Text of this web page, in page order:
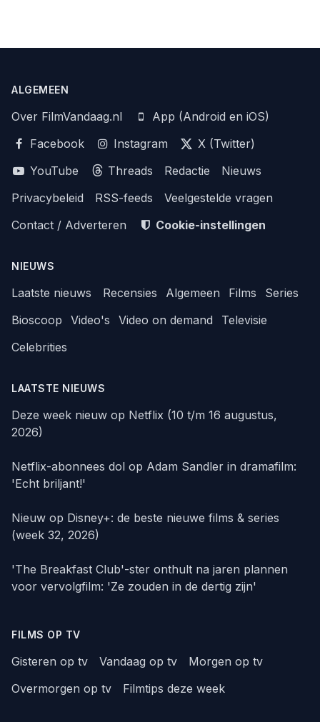
ALGEMEEN
Over FilmVandaag.nl
App (Android en iOS)
Facebook
Instagram
X (Twitter)
YouTube
Threads Redactie
Nieuws
Privacybeleid
RSS-feeds
Veelgestelde vragen
Contact / Adverteren
Cookie-instellingen
NIEUWS
Laatste nieuws Recensies Algemeen Films
Series
Bioscoop
Video's Video on demand
Televisie
Celebrities
LAATSTE NIEUWS
Deze week nieuw op Netflix (10 t/m 16 augustus,
2026)
Netflix-abonnees dol op Adam Sandler in dramafilm:
'Echt briljant!'
Nieuw op Disney+: de beste nieuwe films & series
(week 32, 2026)
'The Breakfast Club'-ster onthult na jaren plannen
voor vervolgfilm: 'Ze zouden in de dertig zijn'
FILMS OP TV
Gisteren op tv Vandaag op tv
Morgen op tv
Overmorgen op tv
Filmtips deze week